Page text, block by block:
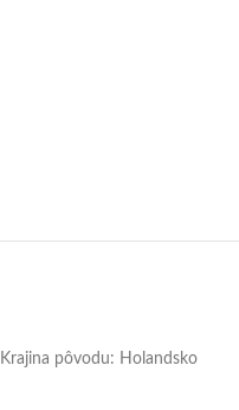
Krajina pôvodu: Holandsko